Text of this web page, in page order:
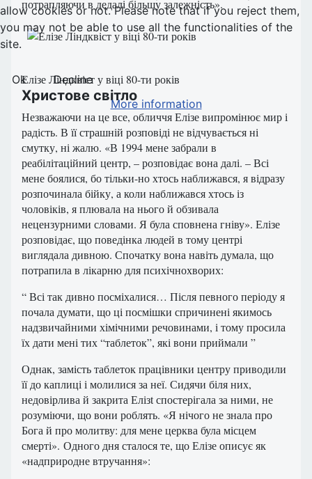
потрапляючи в дедалі більшу залежність».
Елізе Ліндквіст у віці 80-ти років
Христове світло
Незважаючи на це все, обличчя Елізе випромінює мир і
радість. В її страшній розповіді не відчувається ні
смутку, ні жалю. «В 1994 мене забрали в
реабілітаційний центр, – розповідає вона далі. – Всі
мене боялися, бо тільки-но хтось наближався, я відразу
розпочинала бійку, а коли наближався хтось із
чоловіків, я плювала на нього й обзивала
нецензурними словами. Я була сповнена гніву». Елізе
розповідає, що поведінка людей в тому центрі
виглядала дивною. Спочатку вона навіть думала, що
потрапила в лікарню для психічнохворих:
“ Всі так дивно посміхалися… Після певного періоду я
почала думати, що ці посмішки спричинені якимось
надзвичайними хімічними речовинами, і тому просила
їх дати мені тих “таблеток”, які вони приймали ”
Однак, замість таблеток працівники центру приводили
її до каплиці і молилися за неї. Сидячи біля них,
недовірлива й закрита Елізt спостерігала за ними, не
розуміючи, що вони роблять. «Я нічого не знала про
Бога й про молитву: для мене церква була місцем
смерті». Одного дня сталося те, що Елізе описує як
«надприродне втручання»:
allow cookies or not. Please note that if you reject them,
you may not be able to use all the functionalities of the
site.
Ok
Decline
More information